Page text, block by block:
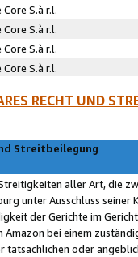
S.à r.l.
S.à r.l.
S.à r.l.
S.à r.l.
RECHT UND
Streitbeilegung
aller Art, die
unter Ausschluss
der Gerichte im
Amazon bei einem
tatsächlichen oder